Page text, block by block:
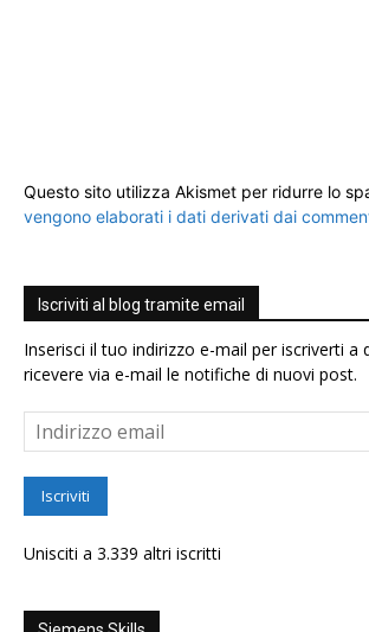
Questo sito utilizza Akismet per ridurre lo
vengono elaborati i dati derivati dai
Iscriviti al blog tramite email
Inserisci il tuo indirizzo e-mail per iscriverti a
ricevere via e-mail le notifiche di nuovi post.
Indirizzo
email
Iscriviti
Unisciti a 3.339 altri iscritti